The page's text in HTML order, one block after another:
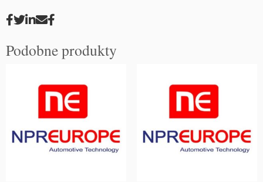
Podobne produkty